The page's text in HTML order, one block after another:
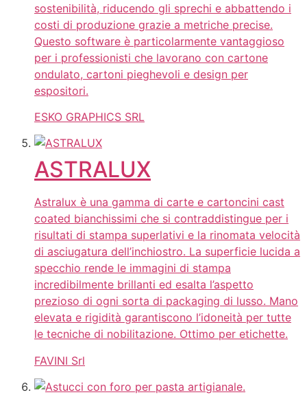
sostenibilità, riducendo gli sprechi e abbattendo i
costi di produzione grazie a metriche precise.
Questo software è particolarmente vantaggioso
per i professionisti che lavorano con cartone
ondulato, cartoni pieghevoli e design per
espositori.
ESKO GRAPHICS SRL
ASTRALUX
Astralux è una gamma di carte e cartoncini cast
coated bianchissimi che si contraddistingue per i
risultati di stampa superlativi e la rinomata velocità
di asciugatura dell’inchiostro. La superficie lucida a
specchio rende le immagini di stampa
incredibilmente brillanti ed esalta l’aspetto
prezioso di ogni sorta di packaging di lusso. Mano
elevata e rigidità garantiscono l’idoneità per tutte
le tecniche di nobilitazione. Ottimo per etichette.
FAVINI Srl